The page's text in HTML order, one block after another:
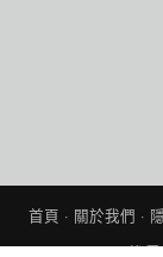
首頁 · 關於我們 ·
© 2026找優